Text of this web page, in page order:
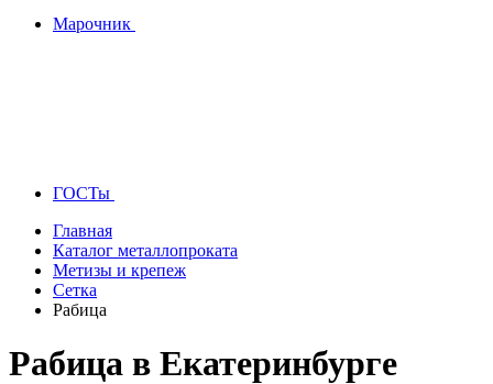
Марочник
ГОСТы
Главная
Каталог металлопроката
Метизы и крепеж
Сетка
Рабица
Рабица в Екатеринбурге